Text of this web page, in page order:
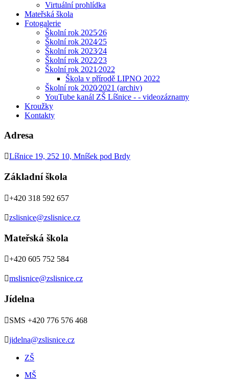
Virtuální prohlídka
Mateřská škola
Fotogalerie
Školní rok 2025⁄26
Školní rok 2024⁄25
Školní rok 2023⁄24
Školní rok 2022⁄23
Školní rok 2021⁄2022
Škola v přírodě LIPNO 2022
Školní rok 2020⁄2021 (archiv)
YouTube kanál ZŠ Líšnice - - videozáznamy
Kroužky
Kontakty
Adresa
Líšnice 19, 252 10, Mníšek pod Brdy
Základní škola
+420 318 592 657
zslisnice@zslisnice.cz
Mateřská škola
+420 605 752 584
mslisnice@zslisnice.cz
Jídelna
SMS +420 776 576 468
jidelna@zslisnice.cz
ZŠ
MŠ